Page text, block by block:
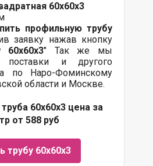
60х60х3
профильную трубу
заявку нажав кнопку
60х60х3" Так же мы
поставки и другого
по Наро-Фоминскому
области и Москве.
60х60х3 цена за
от 588 руб
трубу 60х60х3